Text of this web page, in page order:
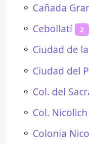
⚬ Cañada
⚬ Cebollatí 2
⚬ Ciudad de
⚬ Ciudad del
⚬ Col. del
⚬ Col. Nicolich
⚬ Colonia